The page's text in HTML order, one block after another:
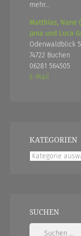
mehr...
Matthias, Nane
Jana und Luca
Odenwaldblick 5
74722 Buchen
06281 564505
E-Mail
KATEGORIEN
Kategorien
SUCHEN
Suchen